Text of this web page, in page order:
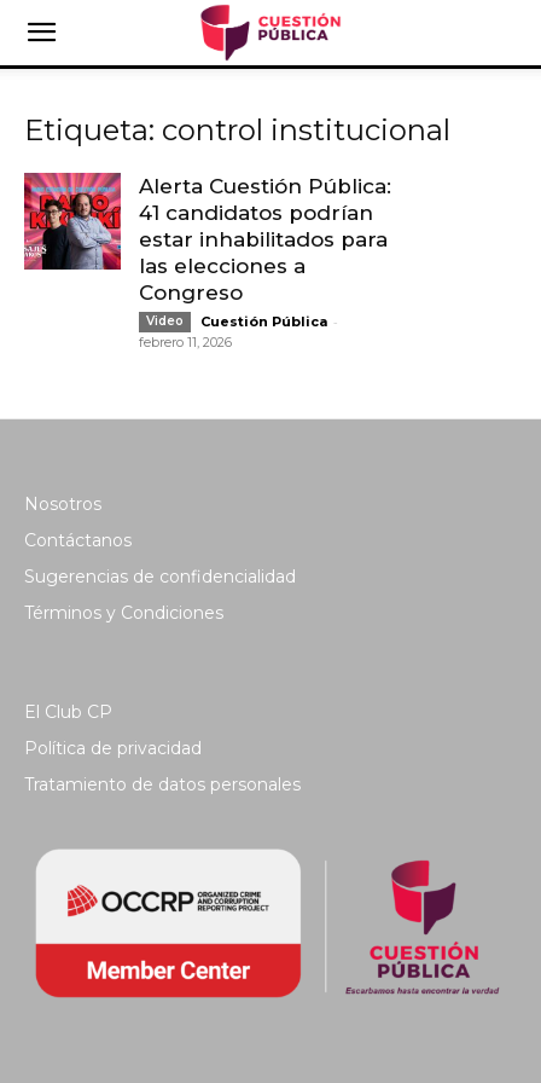
Etiqueta: control institucional
Alerta Cuestión Pública:
41 candidatos podrían
estar inhabilitados para
las elecciones a
Congreso
Video Cuestión Pública -
febrero 11, 2026
Nosotros
Contáctanos
Sugerencias de confidencialidad
Términos y Condiciones
El Club CP
Política de privacidad
Tratamiento de datos personales